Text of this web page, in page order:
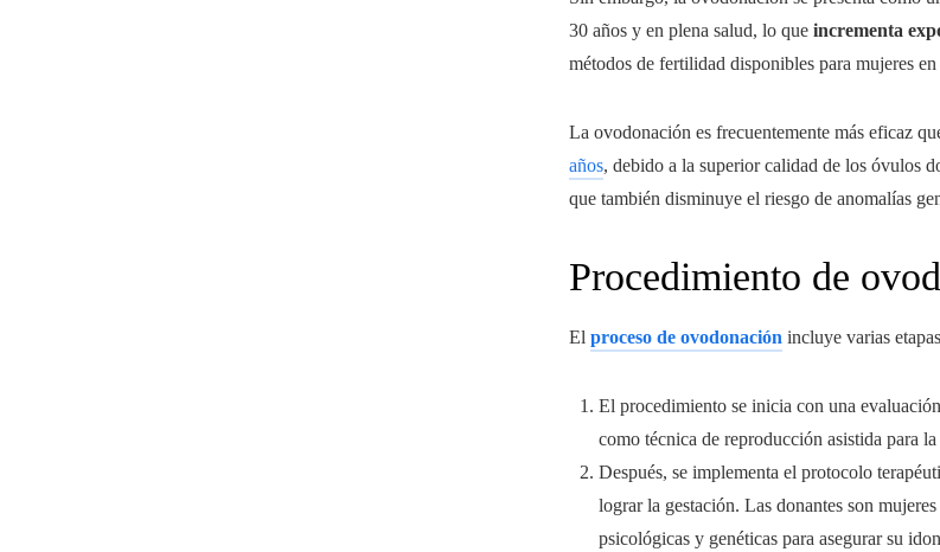
30 años y en plena salud, lo que incrementa
métodos de fertilidad disponibles para mujeres en
La ovodonación es frecuentemente más eficaz
años, debido a la superior calidad de los óvulos
que también disminuye el riesgo de anomalías
Procedimiento de
El proceso de ovodonación incluye varias
El procedimiento se inicia con una
como técnica de reproducción asistida para la
Después, se implementa el protocolo
lograr la gestación. Las donantes son
psicológicas y genéticas para asegurar su